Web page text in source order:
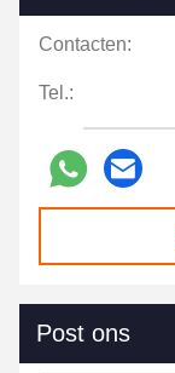
Contacten:
Tel.:
Post ons